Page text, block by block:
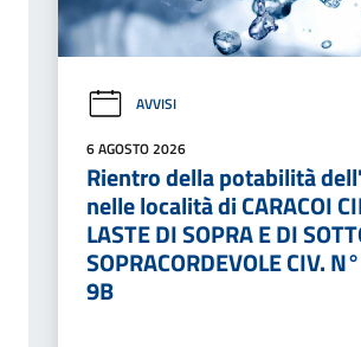
AVVISI
6 AGOSTO 2026
Rientro della potabilità
nelle località di CARACOI
LASTE DI SOPRA E DI
SOPRACORDEVOLE CIV.
9B